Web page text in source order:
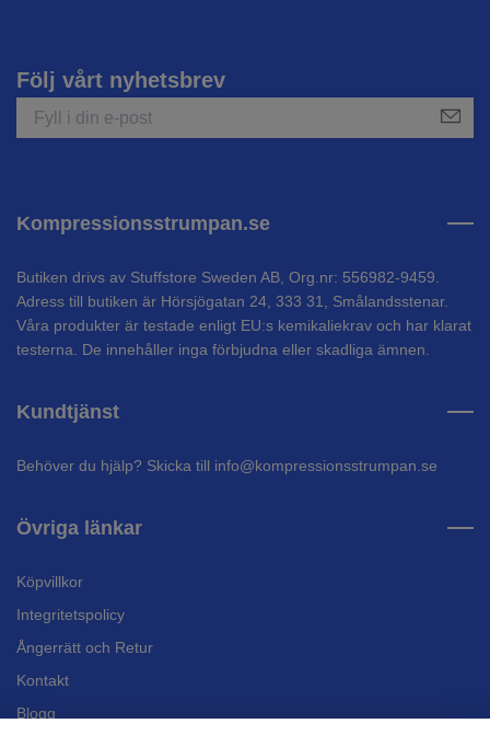
Följ vårt nyhetsbrev
Kompressionsstrumpan.se
Butiken drivs av Stuffstore Sweden AB, Org.nr: 556982-9459.
Adress till butiken är Hörsjögatan 24, 333 31, Smålandsstenar.
Våra produkter är testade enligt EU:s kemikaliekrav och har klarat
testerna. De innehåller inga förbjudna eller skadliga ämnen.
Kundtjänst
Behöver du hjälp? Skicka till info@kompressionsstrumpan.se
Övriga länkar
Köpvillkor
Integritetspolicy
Ångerrätt och Retur
Kontakt
Blogg